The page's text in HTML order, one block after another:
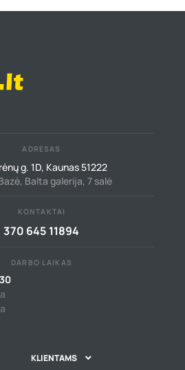
ADRESAS
g. 1D, Kaunas 51222
Balta galerija, 7 salė
KONTAKTAI
370 645 11894
DARBO LAIKAS
KLIENTAMS 